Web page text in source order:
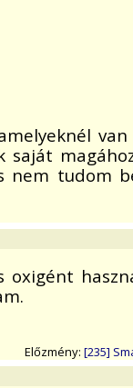
nem tudom
Előzmény: [235]